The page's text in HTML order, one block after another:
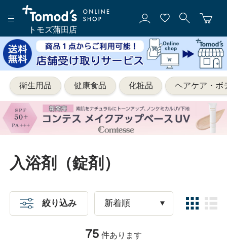
トモズ蒲田店
衛生用品 健康食品 化粧品 ヘアケア・ボ
入浴剤（錠剤）
絞り込み
75 件あります